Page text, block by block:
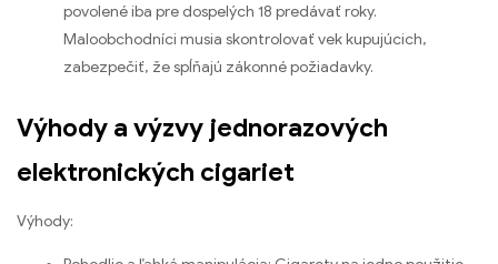
povolené iba pre dospelých 18 predávať roky.
Maloobchodníci musia skontrolovať vek kupujúcich,
zabezpečiť, že spĺňajú zákonné požiadavky.
Výhody a výzvy jednorazových
elektronických cigariet
Výhody: